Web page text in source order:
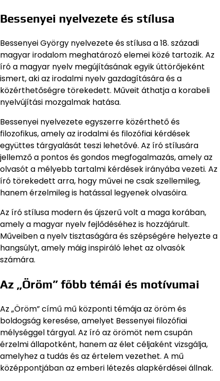
Bessenyei nyelvezete és stílusa
Bessenyei György nyelvezete és stílusa a 18. századi
magyar irodalom meghatározó elemei közé tartozik. Az
író a magyar nyelv megújításának egyik úttörőjeként
ismert, aki az irodalmi nyelv gazdagítására és a
közérthetőségre törekedett. Műveit áthatja a korabeli
nyelvújítási mozgalmak hatása.
Bessenyei nyelvezete egyszerre közérthető és
filozofikus, amely az irodalmi és filozófiai kérdések
együttes tárgyalását teszi lehetővé. Az író stílusára
jellemző a pontos és gondos megfogalmazás, amely az
olvasót a mélyebb tartalmi kérdések irányába vezeti. Az
író törekedett arra, hogy művei ne csak szellemileg,
hanem érzelmileg is hatással legyenek olvasóira.
Az író stílusa modern és újszerű volt a maga korában,
amely a magyar nyelv fejlődéséhez is hozzájárult.
Műveiben a nyelv tisztaságára és szépségére helyezte a
hangsúlyt, amely máig inspiráló lehet az olvasók
számára.
Az „Öröm” főbb témái és motívumai
Az „Öröm” című mű központi témája az öröm és
boldogság keresése, amelyet Bessenyei filozófiai
mélységgel tárgyal. Az író az örömöt nem csupán
érzelmi állapotként, hanem az élet céljaként vizsgálja,
amelyhez a tudás és az értelem vezethet. A mű
középpontjában az emberi létezés alapkérdései állnak.